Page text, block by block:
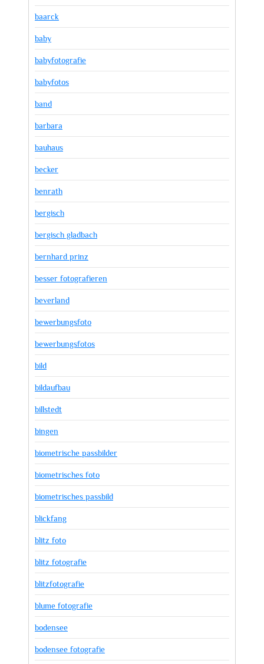
baarck
baby
babyfotografie
babyfotos
band
barbara
bauhaus
becker
benrath
bergisch
bergisch gladbach
bernhard prinz
besser fotografieren
beverland
bewerbungsfoto
bewerbungsfotos
bild
bildaufbau
billstedt
bingen
biometrische passbilder
biometrisches foto
biometrisches passbild
blickfang
blitz foto
blitz fotografie
blitzfotografie
blume fotografie
bodensee
bodensee fotografie